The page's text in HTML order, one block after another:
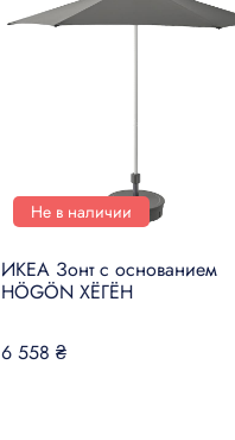
Не в наличии
ИКЕА Зонт с основанием
HÖGÖN ХЁГЁН
6 558 ₴